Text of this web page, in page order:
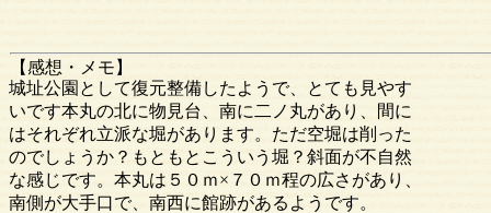
城址公園として復元整備したようで、とても見やす
いです本丸の北に物見台、南に二ノ丸があり、間に
はそれぞれ立派な堀があります。ただ空堀は削った
のでしょうか？もともとこういう堀？斜面が不自然
な感じです。本丸は５０ｍ×７０ｍ程の広さがあり、
南側が大手口で、南西に館跡があるようです。
【感想・メモ】